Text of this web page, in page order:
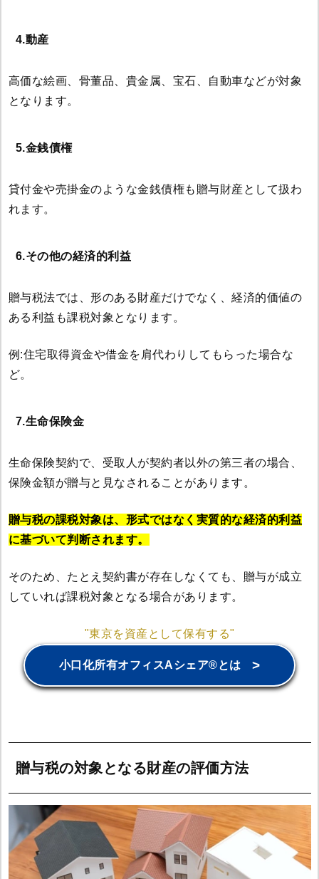
4.動産
高価な絵画、骨董品、貴金属、宝石、自動車などが対象
となります。
5.金銭債権
貸付金や売掛金のような金銭債権も贈与財産として扱わ
れます。
6.その他の経済的利益
贈与税法では、形のある財産だけでなく、経済的価値の
ある利益も課税対象となります。
例:住宅取得資金や借金を肩代わりしてもらった場合な
ど。
7.生命保険金
生命保険契約で、受取人が契約者以外の第三者の場合、
保険金額が贈与と見なされることがあります。
贈与税の課税対象は、形式ではなく実質的な経済的利益
に基づいて判断されます。
そのため、たとえ契約書が存在しなくても、贈与が成立
していれば課税対象となる場合があります。
"東京を資産として保有する"
小口化所有オフィスAシェア®とは >
贈与税の対象となる財産の評価方法